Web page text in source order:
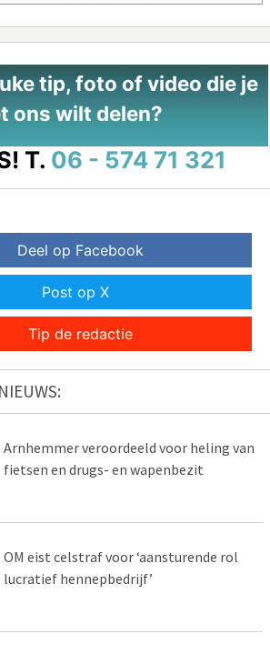
tip, foto of video die je
ons wilt delen?
T. 06 - 574 71 321
Deel op Facebook
Post op X
Tip de redactie
Arnhemmer veroordeeld voor heling van
fietsen en drugs- en wapenbezit
OM eist celstraf voor ‘aansturende rol
lucratief hennepbedrijf’